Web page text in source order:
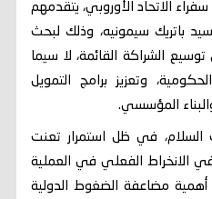
الاتحاد الأوروبي، يتقدمهم
باتريك سيمونيه، وذلك لبحث
توسيع الشراكة القائمة، لا سيما
وتعزيز برامج التمويل
المؤسسي.
في ظل استمرار تعنت
الانخراط الفعلي في العملية
مضاعفة الضغوط الدولية